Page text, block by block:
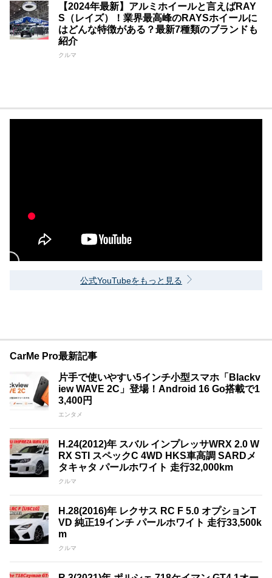
【2024年最新】アルミホイールと言えばRAY
S（レイズ）！業界最高峰のRAYSホイールに
はどんな特徴がある？最新7種類のブランドも
紹介
クルマ
公式YouTubeをもっと見る
CarMe Pro最新記事
片手で使いやすい5インチ小型スマホ「Blackv
iew WAVE 2C」登場！Android 16 Go搭載で1
3,400円
エンタメ
H.24(2012)年 スバル インプレッサWRX 2.0 W
RX STI スペックC 4WD HKS車高調 SARDメ
タキャタ パールホワイト 走行32,000km
クルマ
H.28(2016)年 レクサス RC F 5.0 オプションT
VD 純正19インチ パールホワイト 走行33,500k
m
クルマ